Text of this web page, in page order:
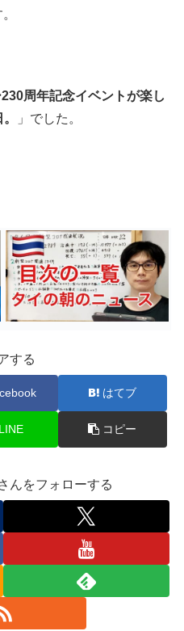
周年記念イベントが楽し
」でした。
する
はてブ
LINE コピー
んをフォローする